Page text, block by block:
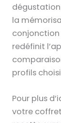
la
redéfinit
profils
Pour plus
votre